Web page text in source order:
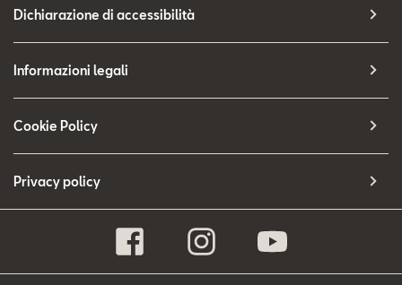
Dichiarazione di accessibilità
Informazioni legali
Cookie Policy
Privacy policy